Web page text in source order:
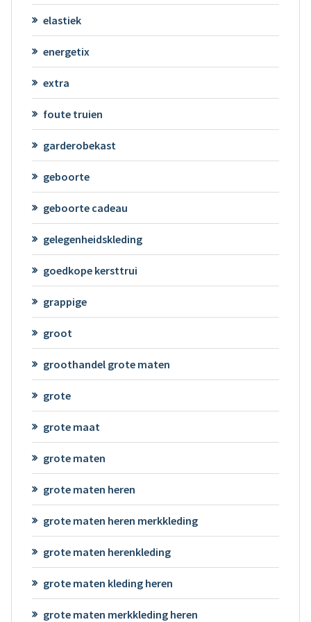
elastiek
energetix
extra
foute truien
garderobekast
geboorte
geboorte cadeau
gelegenheidskleding
goedkope kersttrui
grappige
groot
groothandel grote maten
grote
grote maat
grote maten
grote maten heren
grote maten heren merkkleding
grote maten herenkleding
grote maten kleding heren
grote maten merkkleding heren